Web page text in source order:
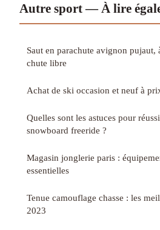
Autre sport — À lire
Saut en parachute avignon pujaut,
chute libre
Achat de ski occasion et neuf à
Quelles sont les astuces pour
snowboard freeride ?
Magasin jonglerie paris :
essentielles
Tenue camouflage chasse : les
2023